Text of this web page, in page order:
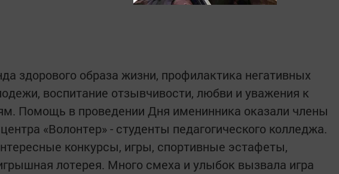
здорового образа жизни, профилактика негативных
воспитание отзывчивости, любви и уважения к
Помощь в проведении Дня именинника оказали члены
«Волонтер» - студенты педагогического колледжа.
конкурсы, игры, спортивные эстафеты,
лотерея. Много смеха и улыбок вызвала игра